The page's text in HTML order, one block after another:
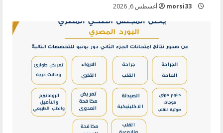
morsi33 أغسطس 6, 2026